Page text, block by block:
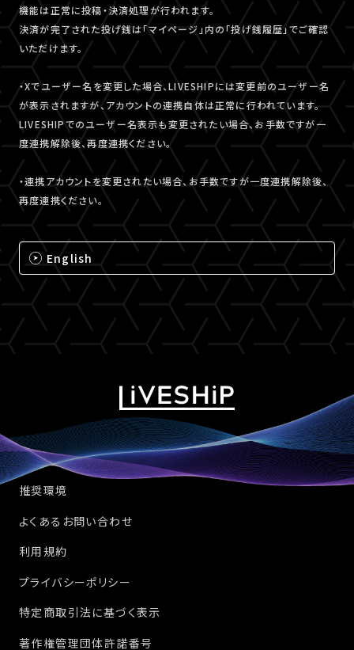
機能は正常に投稿・決済処理が行われます。
決済が完了された投げ銭は「マイページ」内の「投げ銭履歴」でご確認
いただけます。
・Xでユーザー名を変更した場合、LIVESHIPには変更前のユーザー名
が表示されますが、アカウントの連携自体は正常に行われています。
LIVESHIPでのユーザー名表示も変更されたい場合、お手数ですが一
度連携解除後、再度連携ください。
・連携アカウントを変更されたい場合、お手数ですが一度連携解除後、
再度連携ください。
English
推奨環境
よくあるお問い合わせ
利用規約
プライバシーポリシー
特定商取引法に基づく表示
著作権管理団体許諾番号